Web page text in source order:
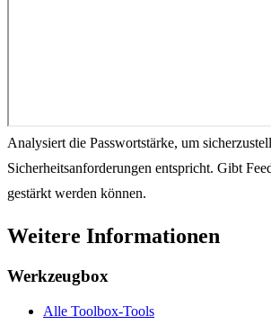
Analysiert die Passwortstärke, um
Sicherheitsanforderungen entspricht. Gibt
gestärkt werden können.
Weitere Informationen
Werkzeugbox
Alle Toolbox-Tools